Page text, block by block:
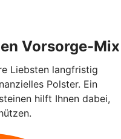
Vorsorge-Mix
Liebsten langfristig
Polster. Ein
hilft Ihnen dabei,